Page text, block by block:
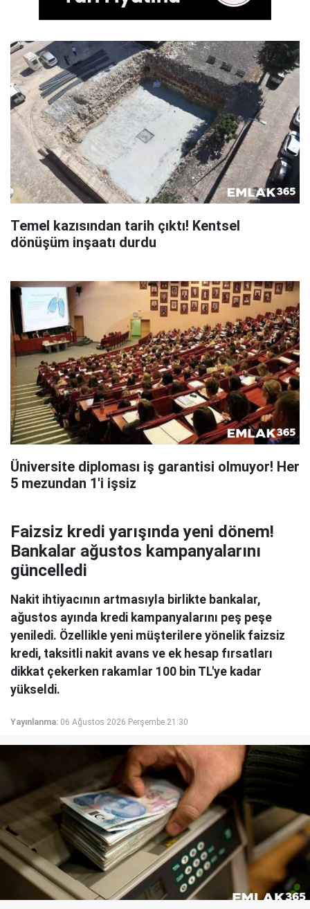
Temel kazısından tarih çıktı! Kentsel
dönüşüm inşaatı durdu
Üniversite diploması iş garantisi olmuyor! Her
5 mezundan 1'i işsiz
Faizsiz kredi yarışında yeni dönem!
Bankalar ağustos kampanyalarını
güncelledi
Nakit ihtiyacının artmasıyla birlikte bankalar,
ağustos ayında kredi kampanyalarını peş peşe
yeniledi. Özellikle yeni müşterilere yönelik faizsiz
kredi, taksitli nakit avans ve ek hesap fırsatları
dikkat çekerken rakamlar 100 bin TL'ye kadar
yükseldi.
Yayınlanma: 06 Ağustos 2026 Perşembe 21:30